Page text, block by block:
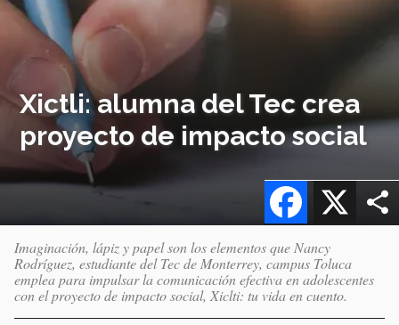
Xictli: alumna del Tec crea
proyecto de impacto social
X
Facebook
Imaginación, lápiz y papel son los elementos que Nancy
Rodríguez, estudiante del Tec de Monterrey, campus Toluca
emplea para impulsar la comunicación efectiva en adolescentes
con el proyecto de impacto social, Xiclti: tu vida en cuento.